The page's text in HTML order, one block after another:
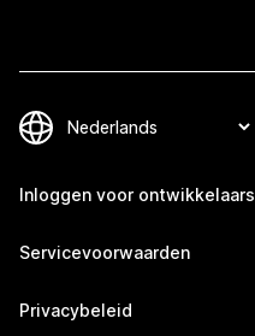
Inloggen voor ontwikkelaars
Servicevoorwaarden
Privacybeleid